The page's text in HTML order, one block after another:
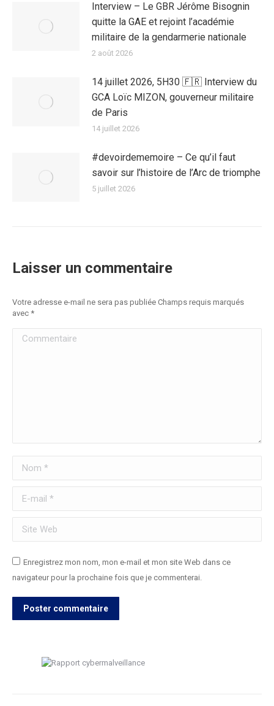
Interview – Le GBR Jérôme Bisognin
quitte la GAE et rejoint l’académie
militaire de la gendarmerie nationale
2 août 2026
14 juillet 2026, 5H30 🇫🇷 Interview du
GCA Loïc MIZON, gouverneur militaire
de Paris
14 juillet 2026
#devoirdememoire – Ce qu’il faut
savoir sur l’histoire de l’Arc de triomphe
5 juillet 2026
Laisser un commentaire
Votre adresse e-mail ne sera pas publiée Champs requis marqués
avec *
Commentaire
Nom *
E-mail *
Site Web
Enregistrez mon nom, mon e-mail et mon site Web dans ce
navigateur pour la prochaine fois que je commenterai.
Poster commentaire